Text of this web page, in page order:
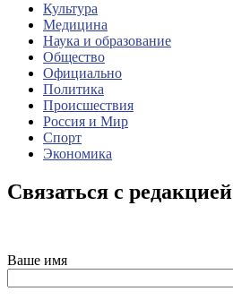
Культура
Медицина
Наука и образование
Общество
Официально
Политика
Происшествия
Россия и Мир
Спорт
Экономика
Связаться с редакцией
Ваше имя